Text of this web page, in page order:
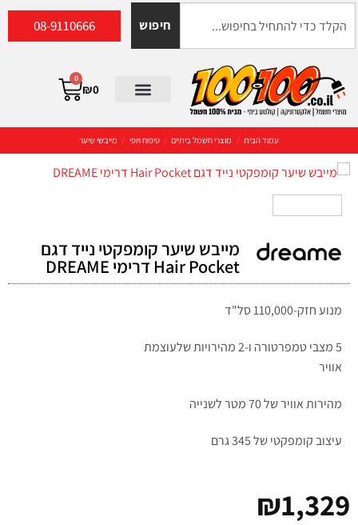
חיפוש 08-9110666
₪0
0
עמוד הבית / מוצרי חשמל ביתיים / טיפוח ויופי / מייבשי שיער
מייבש שיער קומפקטי נייד דגם
Hair Pocket דרימי DREAME
מנוע חזק-110,000 סל"ד
5 מצבי טמפרטורה ו-2 מהירויות שלעוצמת
אוויר
מהירות אוויר של 70 מטר לשנייה
עיצוב קומפקטי של 345 גרם
₪1,329